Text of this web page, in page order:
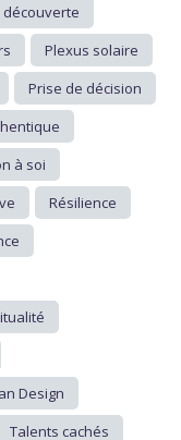
Plexus solaire
Prise de décision
à soi
Résilience
Design
Talents cachés